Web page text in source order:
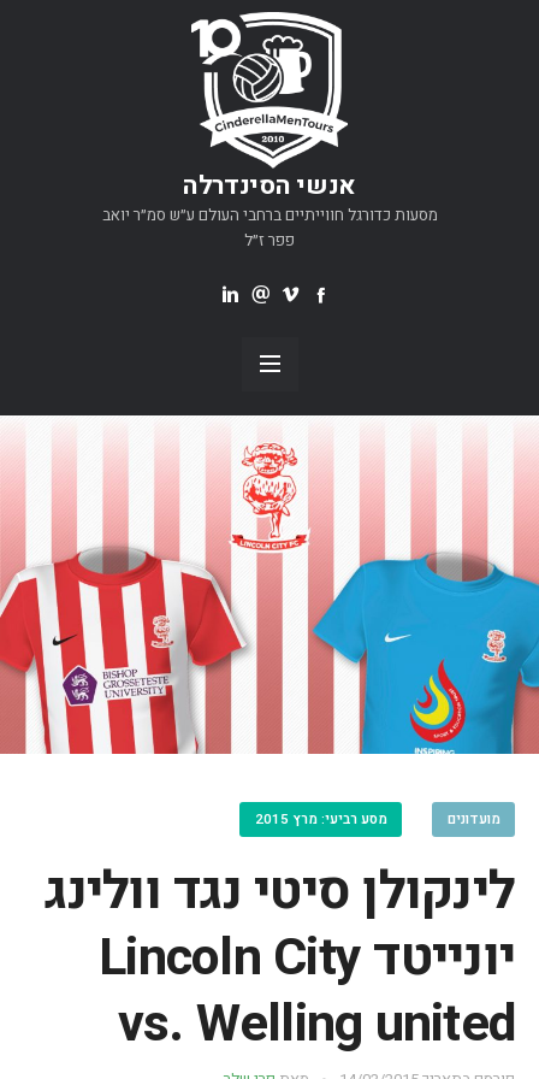
אנשי הסינדרלה
מסעות כדורגל חווייתיים ברחבי העולם ע״ש סמ״ר יואב
פפר ז״ל
מועדונים מסע רביעי: מרץ 2015
לינקולן סיטי נגד וולינג
יונייטד Lincoln City
vs. Welling united